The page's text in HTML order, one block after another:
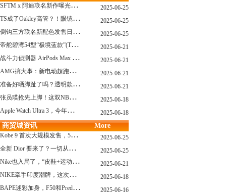
S
FTM x 阿迪联名新作曝光，「超薄底」风格才是今年最大黑马？ 2025-06-25
T
S成了Oakley高管？！眼镜圈要变天了 2025-06-25
倒
钩三方联名新配色发售日确认，Travis Scott x Chase B 即将登场！ 2025-06-25
帝
舵碧湾54型“极境蓝款”(TUDOR Black Bay 54) 2025-06-21
战
斗力侦测器 AirPods Max 保护壳？？ 龙珠Z x CASETiFY 联名系列发布 2025-06-21
A
MG搞大事：新电动超跑模拟V8声浪 2025-06-21
准
备好晒脚趾了吗？透明款 AF1 要回归了 2025-06-21
张
员瑛抢先上脚！这双NB一看就要火 2025-06-18
A
pple Watch Ultra 3，今年秋天真的要来了？ 2025-06-18
商贸城资讯 More
K
obe 9 首次大规模发售，5双科比新款将同时上线！ 2025-06-25
全
新 Dior 要来了？一切从这只托特包开始说起！ 2025-06-25
N
ike也入局了，“皮鞋+运动鞋”风潮，你喜欢哪一款？ 2025-06-21
N
IKE牵手印度潮牌，这次真的不一样 2025-06-18
B
APE迷彩加身，F50和Predator迎来全新联名 2025-06-16